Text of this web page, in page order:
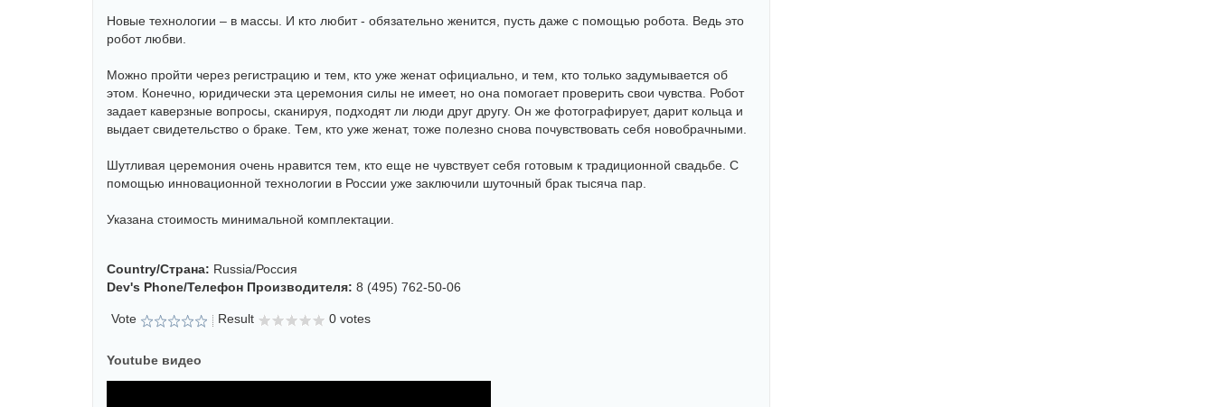
Новые технологии – в массы. И кто любит - обязательно женится, пусть даже с помощью робота. Ведь это
робот любви.
Можно пройти через регистрацию и тем, кто уже женат официально, и тем, кто только задумывается об
этом. Конечно, юридически эта церемония силы не имеет, но она помогает проверить свои чувства. Робот
задает каверзные вопросы, сканируя, подходят ли люди друг другу. Он же фотографирует, дарит кольца и
выдает свидетельство о браке. Тем, кто уже женат, тоже полезно снова почувствовать себя новобрачными.
Шутливая церемония очень нравится тем, кто еще не чувствует себя готовым к традиционной свадьбе. С
помощью инновационной технологии в России уже заключили шуточный брак тысяча пар.
Указана стоимость минимальной комплектации.
Country/страна: Russia/Россия
Dev's Phone/телефон Производителя: 8 (495) 762-50-06
Vote Result 0 votes
Youtube видео